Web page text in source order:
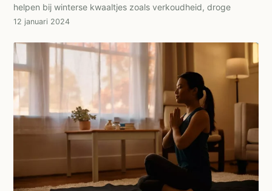
helpen bij winterse kwaaltjes zoals verkoudheid, droge
12 januari 2024